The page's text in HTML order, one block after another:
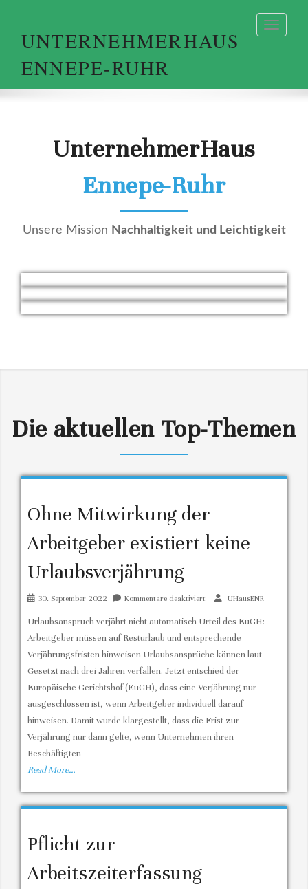
UNTERNEHMERHAUS
ENNEPE-RUHR
UnternehmerHaus
Ennepe-Ruhr
Unsere Mission Nachhaltigkeit und Leichtigkeit
Die aktuellen Top-Themen
Ohne Mitwirkung der
Arbeitgeber existiert keine
Urlaubsverjährung
30. September 2022 Kommentare deaktiviert für
UHausENR
Urlaubsanspruch verjährt nicht automatisch Urteil des EuGH:
Arbeitgeber müssen auf Resturlaub und entsprechende
Verjährungsfristen hinweisen Urlaubsansprüche können laut
Gesetzt nach drei Jahren verfallen. Jetzt entschied der
Europäische Gerichtshof (EuGH), dass eine Verjährung nur
ausgeschlossen ist, wenn Arbeitgeber individuell darauf
hinweisen. Damit wurde klargestellt, dass die Frist zur
Verjährung nur dann gelte, wenn Unternehmen ihren
Beschäftigten
Read More…
Pflicht zur
Arbeitszeiterfassung